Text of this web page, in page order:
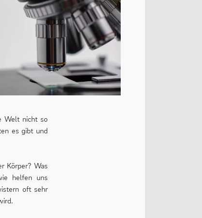
Welt nicht so
es gibt und
Körper? Was
helfen uns
oft sehr